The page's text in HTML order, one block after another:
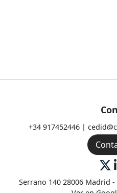
+34 917452446 |
Serrano 140 28006 Madrid -